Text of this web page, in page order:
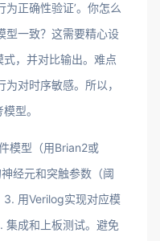
为正确性验证’。你怎么
型一致？这需要精心设
，并对比输出。难点
对时序敏感。所以，
型。
模型（用Brian2或
经元和突触参数（阈
3. 用Verilog实现对应模
集成和上板测试。避免